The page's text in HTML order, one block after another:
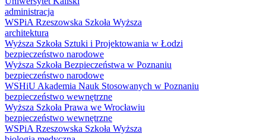
administracja
WSPiA Rzeszowska Szkoła Wyższa
architektura
Wyższa Szkoła Sztuki i Projektowania w Łodzi
bezpieczeństwo narodowe
Wyższa Szkoła Bezpieczeństwa w Poznaniu
bezpieczeństwo narodowe
WSHiU Akademia Nauk Stosowanych w Poznaniu
bezpieczeństwo wewnętrzne
Wyższa Szkoła Prawa we Wrocławiu
bezpieczeństwo wewnętrzne
WSPiA Rzeszowska Szkoła Wyższa